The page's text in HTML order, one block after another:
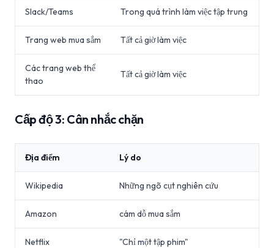
Slack/Teams Trong quá trình làm việc tập trung
Trang web mua sắm Tất cả giờ làm việc
Các trang web thể
thao
Tất cả giờ làm việc
Cấp độ 3: Cân nhắc chặn
Địa điểm Lý do
Wikipedia Những ngõ cụt nghiên cứu
Amazon cám dỗ mua sắm
Netflix "Chỉ một tập phim"